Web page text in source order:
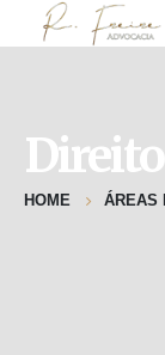
HOME ÁREAS